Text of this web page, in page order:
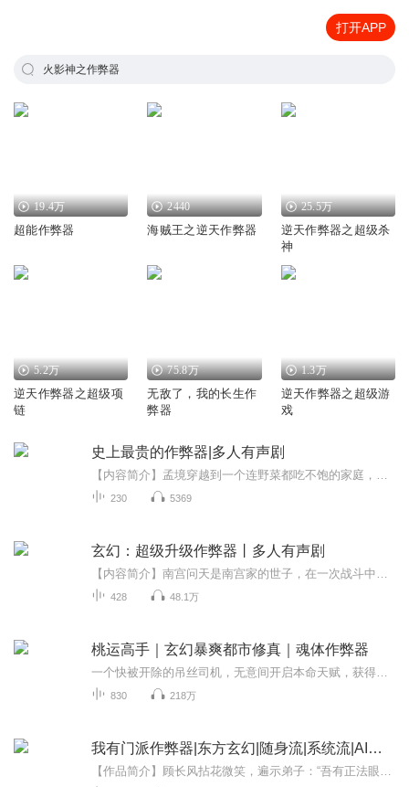
打开APP
火影神之作弊器
19.4万
超能作弊器
2440
海贼王之逆天作弊器
25.5万
逆天作弊器之超级杀
神
5.2万
逆天作弊器之超级项
链
75.8万
无敌了，我的长生作
弊器
1.3万
逆天作弊器之超级游
戏
史上最贵的作弊器|多人有声剧
230 5369
玄幻：超级升级作弊器丨多人有声剧
428 48.1万
桃运高手｜玄幻暴爽都市修真｜魂体作弊器
830 218万
我有门派作弊器|东方玄幻|随身流|系统流|AI专辑